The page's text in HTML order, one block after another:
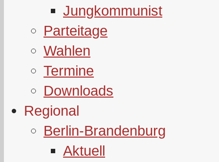
Jungkommunist
Parteitage
Wahlen
Termine
Downloads
Regional
Berlin-Brandenburg
Aktuell